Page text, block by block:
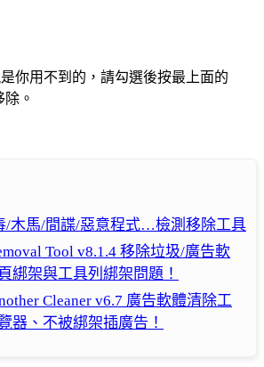
你用不到的，請勾選後按最上面的
除。
/木馬/間諜/惡意程式…檢測移除工具
Tool v8.1.4 移除垃圾/廣告軟
綁架與工具列綁架問題！
Cleaner v6.7 廣告軟體清除工
器、不被綁架插廣告！